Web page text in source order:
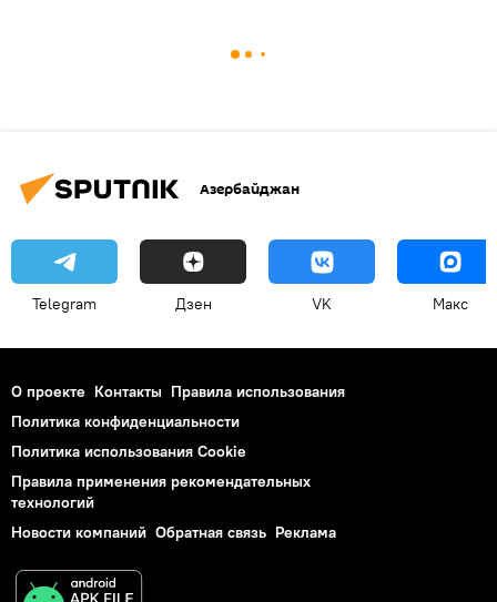
Азербайджан
Telegram Дзен VK Макс
О проекте Контакты Правила использования
Политика конфиденциальности
Политика использования Cookie
Правила применения рекомендательных
технологий
Новости компаний Обратная связь Реклама